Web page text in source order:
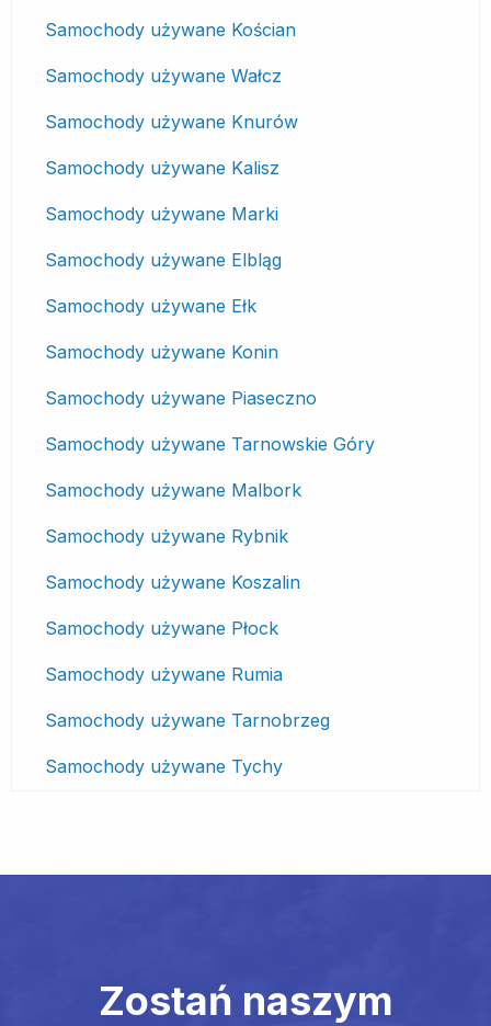
Samochody używane Kościan
Samochody używane Wałcz
Samochody używane Knurów
Samochody używane Kalisz
Samochody używane Marki
Samochody używane Elbląg
Samochody używane Ełk
Samochody używane Konin
Samochody używane Piaseczno
Samochody używane Tarnowskie Góry
Samochody używane Malbork
Samochody używane Rybnik
Samochody używane Koszalin
Samochody używane Płock
Samochody używane Rumia
Samochody używane Tarnobrzeg
Samochody używane Tychy
Zostań naszym